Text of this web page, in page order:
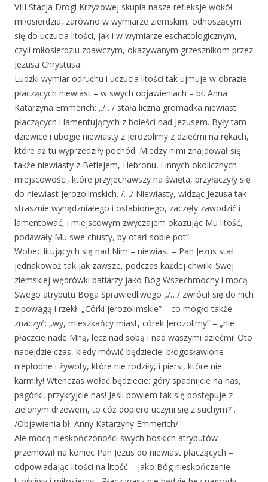
VIII Stacja Drogi Krzyżowej skupia nasze refleksje wokół
miłosierdzia, zarówno w wymiarze ziemskim, odnoszącym
się do uczucia litości, jak i w wymiarze eschatologicznym,
czyli miłosierdziu zbawczym, okazywanym grzesznikom przez
Jezusa Chrystusa.
Ludzki wymiar odruchu i uczucia litości tak ujmuje w obrazie
płaczących niewiast – w swych objawieniach – bł. Anna
Katarzyna Emmerich: „/…/ stała liczna gromadka niewiast
płaczących i lamentujących z boleści nad Jezusem. Były tam
dziewice i ubogie niewiasty z Jerozolimy z dziećmi na rękach,
które aż tu wyprzedziły pochód. Miedzy nimi znajdował się
także niewiasty z Betlejem, Hebronu, i innych okolicznych
miejscowości, które przyjechawszy na święta, przyłączyły się
do niewiast jerozolimskich. /…/ Niewiasty, widząc Jezusa tak
strasznie wynędzniałego i osłabionego, zaczęły zawodzić i
lamentować, i miejscowym zwyczajem okazując Mu litość,
podawały Mu swe chusty, by otarł sobie pot”.
Wobec litujących się nad Nim – niewiast – Pan Jezus stał
jednakowoż tak jak zawsze, podczas każdej chwilki Swej
ziemskiej wędrówki batiarzy jako Bóg Wszechmocny i mocą
Swego atrybutu Boga Sprawiedliwego „/…/ zwrócił się do nich
z powagą i rzekł: „Córki jerozolimskie” – co mogło także
znaczyć: „wy, mieszkańcy miast, córek Jerozolimy” – „nie
płaczcie nade Mną, lecz nad sobą i nad waszymi dziećmi! Oto
nadejdzie czas, kiedy mówić będziecie: błogosławione
niepłodne i żywoty, które nie rodziły, i piersi, które nie
karmiły! Wtenczas wołać będziecie: góry spadnijcie na nas,
pagórki, przykryjcie nas! Jeśli bowiem tak się postępuje z
zielonym drzewem, to cóż dopiero uczyni się z suchym?”.
/Objawienia bł. Anny Katarzyny Emmerich/.
Ale mocą nieskończoności swych boskich atrybutów
przemówił na koniec Pan Jezus do niewiast płaczących –
odpowiadając litości na litość – jako Bóg nieskończenie